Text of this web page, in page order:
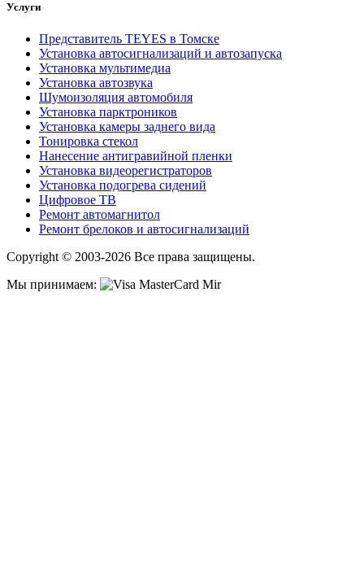
Услуги
Представитель TEYES в Томске
Установка автосигнализаций и автозапуска
Установка мультимедиа
Установка автозвука
Шумоизоляция автомобиля
Установка парктроников
Установка камеры заднего вида
Тонировка стекол
Нанесение антигравийной пленки
Установка видеорегистраторов
Установка подогрева сидений
Цифровое ТВ
Ремонт автомагнитол
Ремонт брелоков и автосигнализаций
Copyright © 2003-2026 Все права защищены.
Мы принимаем: